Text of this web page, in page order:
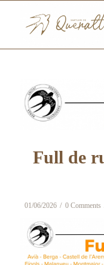
Full de
01/06/2026 / 0 Comments